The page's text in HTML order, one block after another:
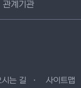
관계기관
시는 길 사이트맵